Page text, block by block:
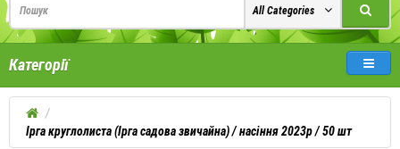
All Categories
Категорії
Ірга круглолиста (Ірга садова звичайна) / насіння 2023р / 50 шт